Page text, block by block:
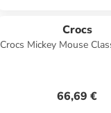
Crocs
Crocs Mickey Mouse
66,69 €